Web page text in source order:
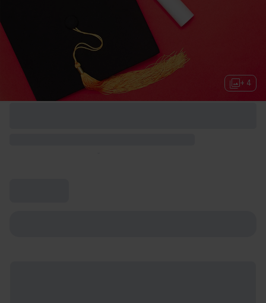
+ 4